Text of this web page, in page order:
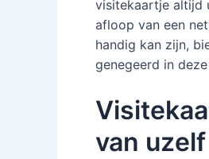
visitekaartje altijd
afloop van een
handig kan zijn,
genegeerd in
van